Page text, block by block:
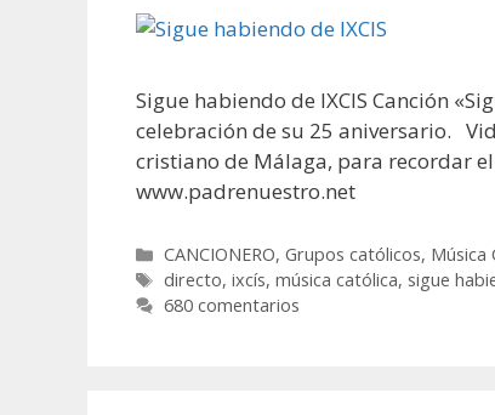
Sigue habiendo de IXCIS Canción
celebración de su 25 aniversario.
cristiano de Málaga, para recordar
www.padrenuestro.net
Categorías
CANCIONERO,Grupos católicos, Música
Etiquetas
directo,ixcís,música católica, sigue
680 comentarios